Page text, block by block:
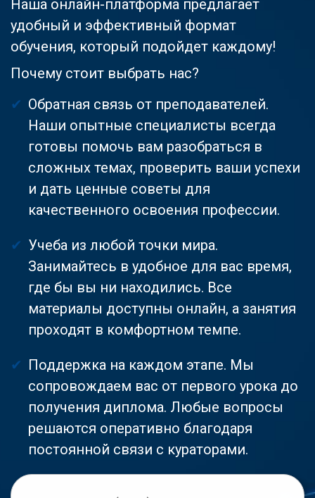
Наша онлайн-платформа предлагает
удобный и эффективный формат
обучения, который подойдет каждому!
Почему стоит выбрать нас?
Обратная связь от преподавателей.
Наши опытные специалисты всегда
готовы помочь вам разобраться в
сложных темах, проверить ваши успехи
и дать ценные советы для
качественного освоения профессии.
Учеба из любой точки мира.
Занимайтесь в удобное для вас время,
где бы вы ни находились. Все
материалы доступны онлайн, а занятия
проходят в комфортном темпе.
Поддержка на каждом этапе. Мы
сопровождаем вас от первого урока до
получения диплома. Любые вопросы
решаются оперативно благодаря
постоянной связи с кураторами.